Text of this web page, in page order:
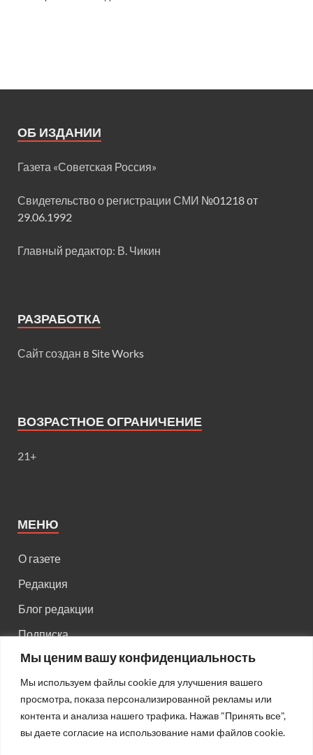
Мы ценим вашу конфиденциальность
Мы используем файлы cookie для улучшения вашего
просмотра, показа персонализированной рекламы или
контента и анализа нашего трафика. Нажав "Принять все",
вы даете согласие на использование нами файлов cookie.
ОБ ИЗДАНИИ
Газета «Советская Россия»
Свидетельство о регистрации СМИ №01218 от
29.06.1992
Главный редактор: В. Чикин
РАЗРАБОТКА
Сайт создан в Site Works
ВОЗРАСТНОЕ ОГРАНИЧЕНИЕ
21+
МЕНЮ
О газете
Редакция
Блог редакции
Подписка
Правила поведения на сайте
Реклама
Старый сайт
Старый HTML сайт